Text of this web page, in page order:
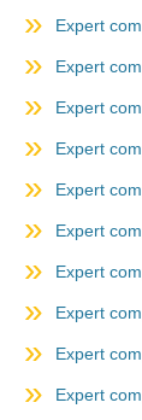
Expert
Expert
Expert
Expert
Expert
Expert
Expert
Expert
Expert
Expert